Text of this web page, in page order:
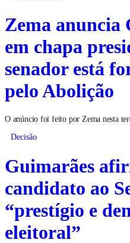
Zema anuncia
em chapa
senador está
pelo Abolição
O anúncio foi feito por Zema nesta
Decisão
Guimarães
candidato ao
“prestígio e
eleitoral”